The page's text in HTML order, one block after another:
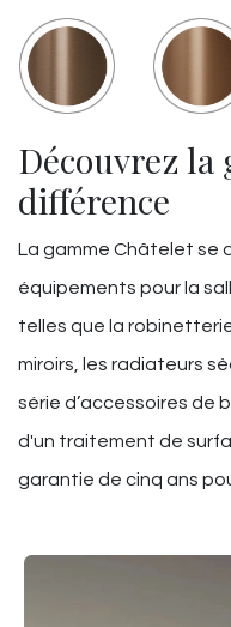
Découvrez
différence
La gamme Châtelet se
équipements pour la
telles que la
miroirs, les radiateurs
série d’accessoires de
d'un traitement de
garantie de cinq ans